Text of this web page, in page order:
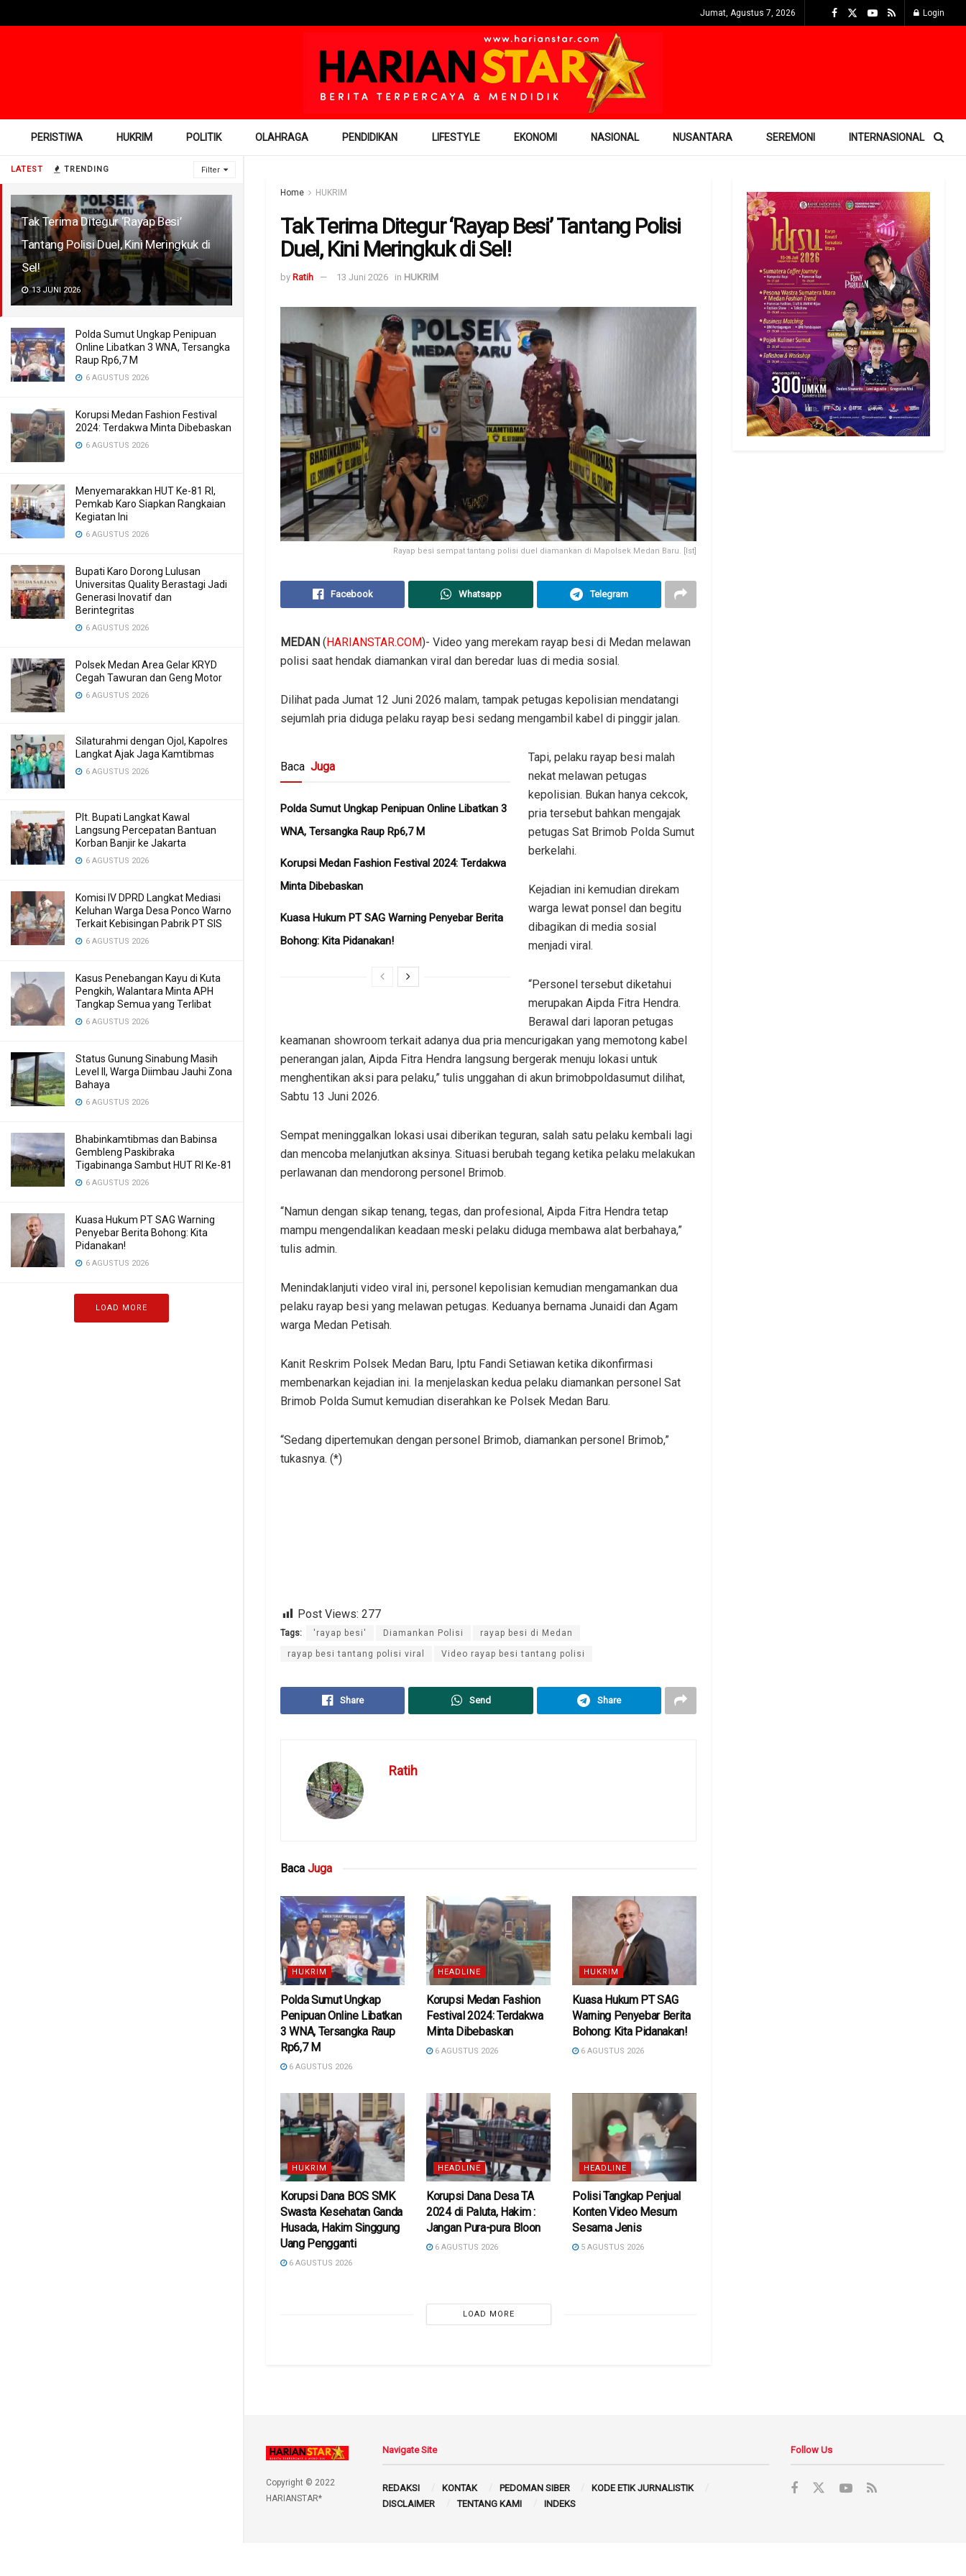
LATEST TRENDING Filter
Tak Terima Ditegur ‘Rayap Besi’
Tantang Polisi Duel, Kini Meringkuk di
Sel!
13 JUNI 2026
Polda Sumut Ungkap Penipuan
Online Libatkan 3 WNA, Tersangka
Raup Rp6,7 M
6 AGUSTUS 2026
Korupsi Medan Fashion Festival
2024: Terdakwa Minta Dibebaskan
6 AGUSTUS 2026
Menyemarakkan HUT Ke-81 RI,
Pemkab Karo Siapkan Rangkaian
Kegiatan Ini
6 AGUSTUS 2026
Bupati Karo Dorong Lulusan
Universitas Quality Berastagi Jadi
Generasi Inovatif dan
Berintegritas
6 AGUSTUS 2026
Polsek Medan Area Gelar KRYD
Cegah Tawuran dan Geng Motor
6 AGUSTUS 2026
Silaturahmi dengan Ojol, Kapolres
Langkat Ajak Jaga Kamtibmas
6 AGUSTUS 2026
Plt. Bupati Langkat Kawal
Langsung Percepatan Bantuan
Korban Banjir ke Jakarta
6 AGUSTUS 2026
Komisi IV DPRD Langkat Mediasi
Keluhan Warga Desa Ponco Warno
Terkait Kebisingan Pabrik PT SIS
6 AGUSTUS 2026
Kasus Penebangan Kayu di Kuta
Pengkih, Walantara Minta APH
Tangkap Semua yang Terlibat
6 AGUSTUS 2026
Status Gunung Sinabung Masih
Level II, Warga Diimbau Jauhi Zona
Bahaya
6 AGUSTUS 2026
Bhabinkamtibmas dan Babinsa
Gembleng Paskibraka
Tigabinanga Sambut HUT RI Ke-81
6 AGUSTUS 2026
Kuasa Hukum PT SAG Warning
Penyebar Berita Bohong: Kita
Pidanakan!
6 AGUSTUS 2026
LOAD MORE
Jumat, Agustus 7, 2026 Login
PERISTIWA HUKRIM POLITIK OLAHRAGA PENDIDIKAN LIFESTYLE EKONOMI NASIONAL NUSANTARA SEREMONI INTERNASIONAL
Home HUKRIM
Tak Terima Ditegur ‘Rayap Besi’ Tantang Polisi
Duel, Kini Meringkuk di Sel!
by Ratih 13 Juni 2026 in HUKRIM
Rayap besi sempat tantang polisi duel diamankan di Mapolsek Medan Baru. [Ist]
Facebook Whatsapp Telegram
MEDAN (HARIANSTAR.COM)- Video yang merekam rayap besi di Medan melawan
polisi saat hendak diamankan viral dan beredar luas di media sosial.
Dilihat pada Jumat 12 Juni 2026 malam, tampak petugas kepolisian mendatangi
sejumlah pria diduga pelaku rayap besi sedang mengambil kabel di pinggir jalan.
Baca Juga
Polda Sumut Ungkap Penipuan Online Libatkan 3
WNA, Tersangka Raup Rp6,7 M
Korupsi Medan Fashion Festival 2024: Terdakwa
Minta Dibebaskan
Kuasa Hukum PT SAG Warning Penyebar Berita
Bohong: Kita Pidanakan!
Tapi, pelaku rayap besi malah
nekat melawan petugas
kepolisian. Bukan hanya cekcok,
pria tersebut bahkan mengajak
petugas Sat Brimob Polda Sumut
berkelahi.
Kejadian ini kemudian direkam
warga lewat ponsel dan begitu
dibagikan di media sosial
menjadi viral.
“Personel tersebut diketahui
merupakan Aipda Fitra Hendra.
Berawal dari laporan petugas
keamanan showroom terkait adanya dua pria mencurigakan yang memotong kabel
penerangan jalan, Aipda Fitra Hendra langsung bergerak menuju lokasi untuk
menghentikan aksi para pelaku,” tulis unggahan di akun brimobpoldasumut dilihat,
Sabtu 13 Juni 2026.
Sempat meninggalkan lokasi usai diberikan teguran, salah satu pelaku kembali lagi
dan mencoba melanjutkan aksinya. Situasi berubah tegang ketika pelaku melakukan
perlawanan dan mendorong personel Brimob.
“Namun dengan sikap tenang, tegas, dan profesional, Aipda Fitra Hendra tetap
mampu mengendalikan keadaan meski pelaku diduga membawa alat berbahaya,”
tulis admin.
Menindaklanjuti video viral ini, personel kepolisian kemudian mengamankan dua
pelaku rayap besi yang melawan petugas. Keduanya bernama Junaidi dan Agam
warga Medan Petisah.
Kanit Reskrim Polsek Medan Baru, Iptu Fandi Setiawan ketika dikonfirmasi
membenarkan kejadian ini. Ia menjelaskan kedua pelaku diamankan personel Sat
Brimob Polda Sumut kemudian diserahkan ke Polsek Medan Baru.
“Sedang dipertemukan dengan personel Brimob, diamankan personel Brimob,”
tukasnya. (*)
Post Views: 277
Tags: 'rayap besi' Diamankan Polisi rayap besi di Medan
rayap besi tantang polisi viral Video rayap besi tantang polisi
Share Send Share
Ratih
Baca Juga
HUKRIM
Polda Sumut Ungkap
Penipuan Online Libatkan
3 WNA, Tersangka Raup
Rp6,7 M
6 AGUSTUS 2026
HEADLINE
Korupsi Medan Fashion
Festival 2024: Terdakwa
Minta Dibebaskan
6 AGUSTUS 2026
HUKRIM
Kuasa Hukum PT SAG
Warning Penyebar Berita
Bohong: Kita Pidanakan!
6 AGUSTUS 2026
HUKRIM
Korupsi Dana BOS SMK
Swasta Kesehatan Ganda
Husada, Hakim Singgung
Uang Pengganti
6 AGUSTUS 2026
HEADLINE
Korupsi Dana Desa TA
2024 di Paluta, Hakim :
Jangan Pura-pura Bloon
6 AGUSTUS 2026
HEADLINE
Polisi Tangkap Penjual
Konten Video Mesum
Sesama Jenis
5 AGUSTUS 2026
LOAD MORE
Copyright © 2022
HARIANSTAR*
Navigate Site
REDAKSI KONTAK PEDOMAN SIBER
KODE ETIK JURNALISTIK
DISCLAIMER
TENTANG KAMI INDEKS
Follow Us